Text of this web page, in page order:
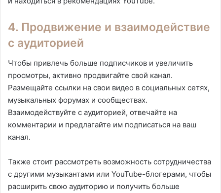
4. Продвижение и взаимодействие
с аудиторией
Чтобы привлечь больше подписчиков и увеличить
просмотры, активно продвигайте свой канал.
Размещайте ссылки на свои видео в социальных сетях,
музыкальных форумах и сообществах.
Взаимодействуйте с аудиторией, отвечайте на
комментарии и предлагайте им подписаться на ваш
канал.
Также стоит рассмотреть возможность сотрудничества
с другими музыкантами или YouTube-блогерами, чтобы
расширить свою аудиторию и получить больше